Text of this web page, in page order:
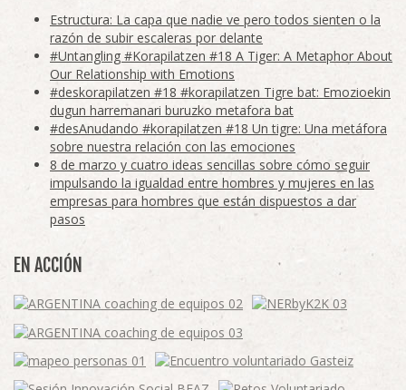
Estructura: La capa que nadie ve pero todos sienten o la
razón de subir escaleras por delante
#Untangling #Korapilatzen #18 A Tiger: A Metaphor About
Our Relationship with Emotions
#deskorapilatzen #18 #korapilatzen Tigre bat: Emozioekin
dugun harremanari buruzko metafora bat
#desAnudando #korapilatzen #18 Un tigre: Una metáfora
sobre nuestra relación con las emociones
8 de marzo y cuatro ideas sencillas sobre cómo seguir
impulsando la igualdad entre hombres y mujeres en las
empresas para hombres que están dispuestos a dar
pasos
EN ACCIÓN